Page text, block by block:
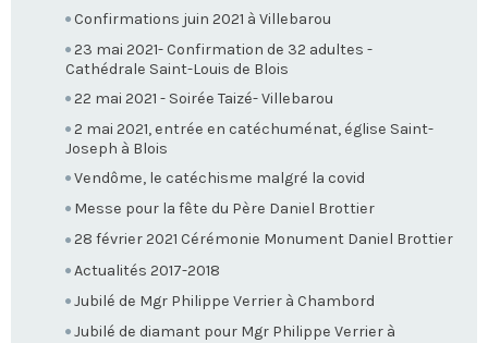
Confirmations juin 2021 à Villebarou
23 mai 2021- Confirmation de 32 adultes -
Cathédrale Saint-Louis de Blois
22 mai 2021 - Soirée Taizé- Villebarou
2 mai 2021, entrée en catéchuménat, église Saint-
Joseph à Blois
Vendôme, le catéchisme malgré la covid
Messe pour la fête du Père Daniel Brottier
28 février 2021 Cérémonie Monument Daniel Brottier
Actualités 2017-2018
Jubilé de Mgr Philippe Verrier à Chambord
Jubilé de diamant pour Mgr Philippe Verrier à